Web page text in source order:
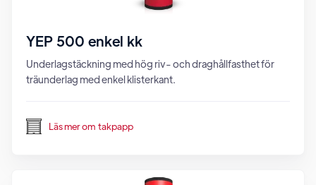
YEP 500 enkel kk
Underlagstäckning med hög riv- och draghållfasthet för
träunderlag med enkel klisterkant.
Läs mer om takpapp